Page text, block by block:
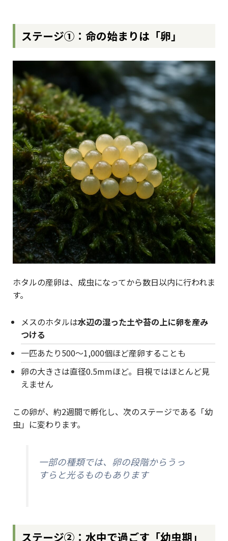
ステージ①：命の始まりは「卵」
ホタルの産卵は、成虫になってから数日以内に行われま
す。
メスのホタルは水辺の湿った土や苔の上に卵を産み
つける
一匹あたり500〜1,000個ほど産卵することも
卵の大きさは直径0.5mmほど。目視ではほとんど見
えません
この卵が、約2週間で孵化し、次のステージである「幼
虫」に変わります。
一部の種類では、卵の段階からうっ
すらと光るものもあります
ステージ②：水中で過ごす「幼虫期」